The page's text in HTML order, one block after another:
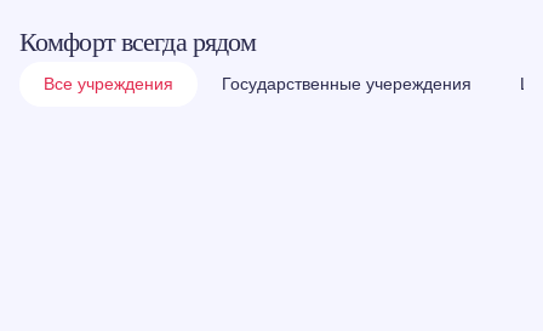
Комфорт всегда рядом
Все учреждения Государственные учереждения